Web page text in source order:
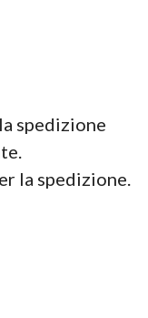
spedizione
la spedizione.